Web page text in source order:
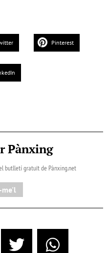
Pinterest
Pànxing
butlletí gratuït de Pànxing.net​
me'l